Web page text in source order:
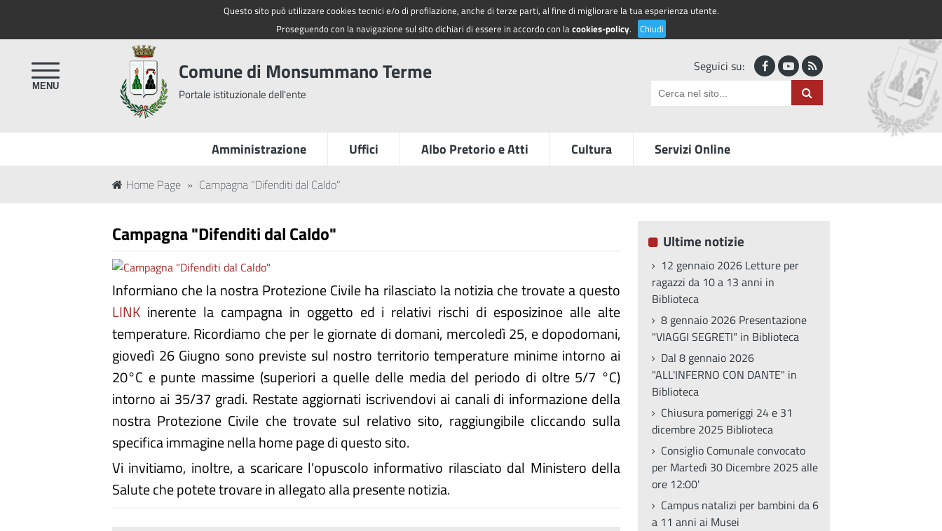
Questo sito può utilizzare cookies tecnici e/o di profilazione, anche di terze parti, al fine di migliorare la tua esperienza utente.
Proseguendo con la navigazione sul sito dichiari di essere in accordo con lacookies-policy. Chiudi
Seguici su:
Comune di Monsummano Terme
Portale istituzionale dell'ente
Amministrazione Uffici Albo Pretorio e Atti Cultura Servizi Online
Home Page » Campagna "Difenditi dal Caldo"
Campagna "Difenditi dal Caldo"
Informiano che la nostra Protezione Civile ha rilasciato la notizia che trovate a questo
LINK inerente la campagna in oggetto ed i relativi rischi di esposizinoe alle alte
temperature. Ricordiamo che per le giornate di domani, mercoledì 25, e dopodomani,
giovedì 26 Giugno sono previste sul nostro territorio temperature minime intorno ai
20°C e punte massime (superiori a quelle delle media del periodo di oltre 5/7 °C)
intorno ai 35/37 gradi. Restate aggiornati iscrivendovi ai canali di informazione della
nostra Protezione Civile che trovate sul relativo sito, raggiungibile cliccando sulla
specifica immagine nella home page di questo sito.
Vi invitiamo, inoltre, a scaricare l'opuscolo informativo rilasciato dal Ministero della
Salute che potete trovare in allegato alla presente notizia.
Ultime notizie
12 gennaio 2026 Letture per
ragazzi da 10 a 13 anni in
Biblioteca
8 gennaio 2026 Presentazione
"VIAGGI SEGRETI" in Biblioteca
Dal 8 gennaio 2026
"ALL'INFERNO CON DANTE" in
Biblioteca
Chiusura pomeriggi 24 e 31
dicembre 2025 Biblioteca
Consiglio Comunale convocato
per Martedì 30 Dicembre 2025 alle
ore 12:00'
Campus natalizi per bambini da 6
a 11 anni ai Musei